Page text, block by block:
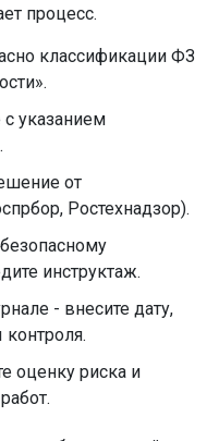
процесс.
классификации ФЗ
с указанием
от
Ростехнадзор).
инструктаж.
- внесите дату,
оценку риска и